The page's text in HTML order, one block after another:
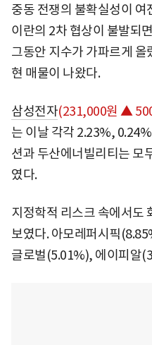
중동 전쟁의 불확실성이
이란의 2차 협상이 불발되
그동안 지수가 가파르게
현 매물이 나왔다.
삼성전자(231,000원 ▲
는 이날 각각 2.23%,
션과 두산에너빌리티는 모
였다.
지정학적 리스크 속에서도
보였다. 아모레퍼시픽
글로벌(5.01%), 에이피알